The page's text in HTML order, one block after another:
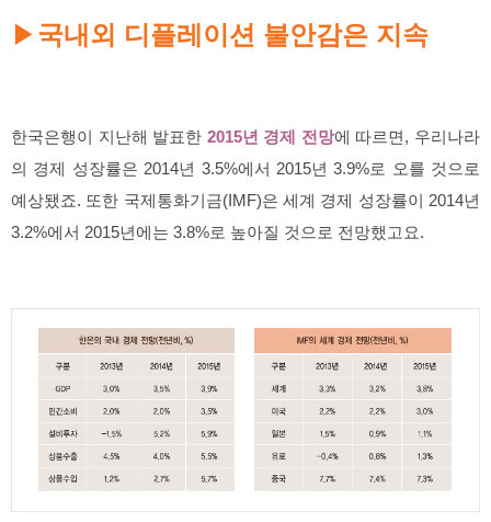
▶국내외 디플레이션 불안감은 지속
한국은행이 지난해 발표한 2015년 경제 전망에 따르면, 우리나라
의 경제 성장률은 2014년 3.5%에서 2015년 3.9%로 오를 것으로
예상됐죠. 또한 국제통화기금(IMF)은 세계 경제 성장률이 2014년
3.2%에서 2015년에는 3.8%로 높아질 것으로 전망했고요.